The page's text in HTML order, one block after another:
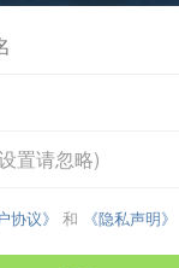
置请忽略)
协议》 和 《隐私声明》